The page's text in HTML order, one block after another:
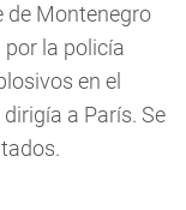
de Montenegro
la policía
en el
a París. Se